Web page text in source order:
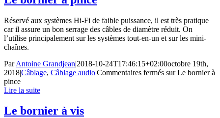
Réservé aux systèmes Hi-Fi de faible puissance, il est très pratique
car il assure un bon serrage des câbles de diamètre réduit. On
l’utilise principalement sur les systèmes tout-en-un et sur les mini-
chaînes.
ParAntoine Grandjean|2018-10-24T17:46:15+02:00octobre 19th,
2018|Câblage, Câblage audio|Commentaires fermés sur Le bornier à
pince
Lire la suite
Le bornier à vis